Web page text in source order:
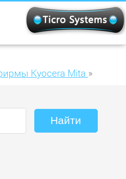
Kyocera Mita »